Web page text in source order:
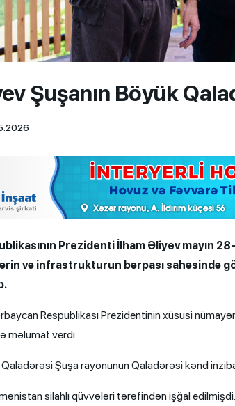
Şuşanın Böyük
Prezidenti İlham Əliyev mayın
və infrastrukturun bərpası sahəsində
Respublikası Prezidentinin xüsusi
məlumat verdi.
Şuşa rayonunun Qaladərəsi kənd
silahlı qüvvələri tərəfindən işğal